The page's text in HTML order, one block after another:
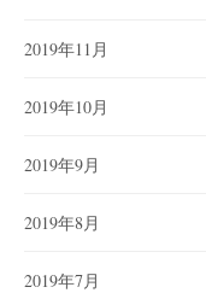
2019年11月
2019年10月
2019年9月
2019年8月
2019年7月